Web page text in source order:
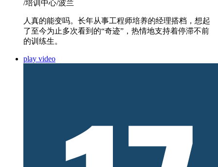
/培训中心/波兰
人真的能变吗。长年从事工程师培养的经理搭档，想起
了至今为止多次看到的“奇迹”，热情地支持着停滞不前
的训练生。
play video